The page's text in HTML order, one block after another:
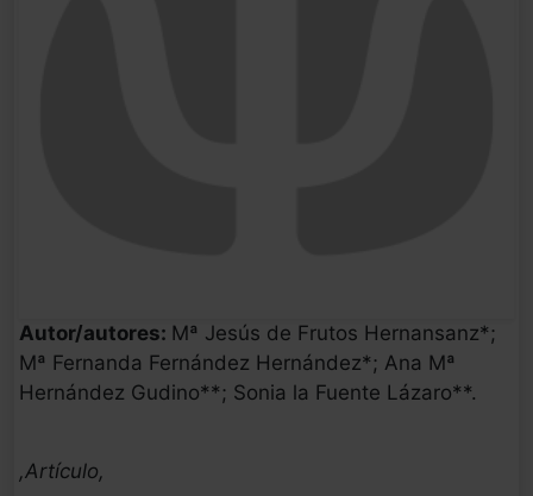
Autor/autores: Mª Jesús de Frutos Hernansanz*;
Mª Fernanda Fernández Hernández*; Ana Mª
Hernández Gudino**; Sonia la Fuente Lázaro**.
,Artículo,